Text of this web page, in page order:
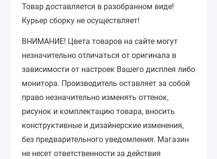
Товар доставляется в разобранном виде!
Курьер сборку не осуществляет!
ВНИМАНИЕ! Цвета товаров на сайте могут
незначительно отличаться от оригинала в
зависимости от настроек Вашего дисплея либо
монитора. Производитель оставляет за собой
право незначительно изменять оттенок,
рисунок и комплектацию товара, вносить
конструктивные и дизайнерские изменения,
без предварительного уведомления. Магазин
не несет ответственности за действия